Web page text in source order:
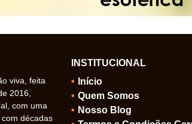
viva, feita
2016,
com uma
décadas
INSTITUCIONAL
Início
Quem Somos
Nosso Blog